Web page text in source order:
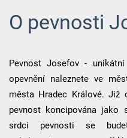
O pevnosti
Pevnost Josefov -
opevnění naleznete ve
města Hradec Králové. Již
pevnost koncipována
srdci pevnosti se